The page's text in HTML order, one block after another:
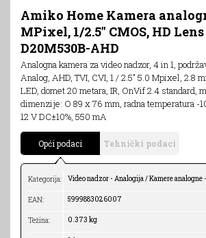
Amiko Home Kamera
MPixel, 1/2.5" CMOS, HD
D20M530B-AHD
Analogna kamera za video nadzor, 4 in 1,
Analog, AHD, TVI, CVI, 1 / 2.5" 5.0 Mpixel, 2.8
LED, domet 20 metara, IR, OnVif 2.4 standard,
dimenzije: O 89 x 76 mm, radna temperatura -
12 V DC±10%, 550 mA
Opći podaci Tehnički podaci
Kategorija: Video nadzor - Analogija / Kamere analogne
EAN: 5999883026007
Težina: 0.373 kg